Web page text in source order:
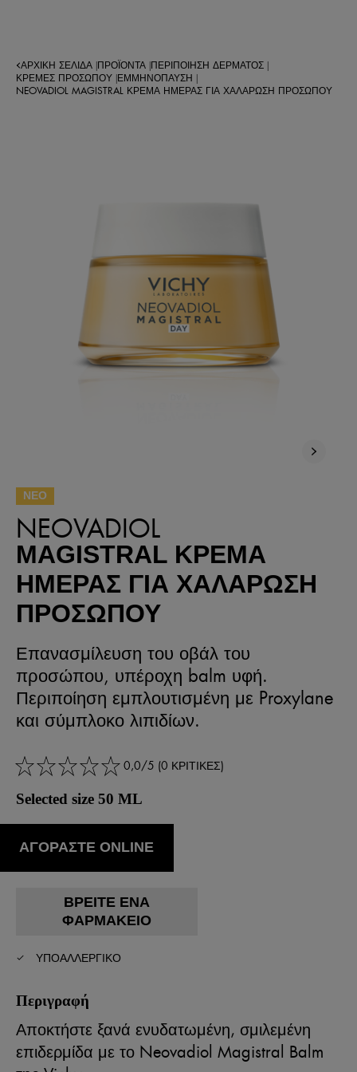
ΑΡΧΙΚΉ ΣΕΛΊΔΑ ΠΡΟΪΌΝΤΑ ΠΕΡΙΠΟΊΗΣΗ ΔΈΡΜΑΤΟΣ
ΚΡΕΜΕΣ ΠΡΟΣΩΠΟΥ ΕΜΜΗΝΌΠΑΥΣΗ
NEOVADIOL MAGISTRAL ΚΡΈΜΑ ΗΜΈΡΑΣ ΓΙΑ ΧΑΛΆΡΩΣΗ ΠΡΟΣΏΠΟΥ
ΝΕΟ
NEOVADIOL
MAGISTRAL ΚΡΈΜΑ
ΗΜΈΡΑΣ ΓΙΑ ΧΑΛΆΡΩΣΗ
ΠΡΟΣΏΠΟΥ
Επανασμίλευση του οβάλ του
προσώπου, υπέροχη balm υφή.
Περιποίηση εμπλουτισμένη με Proxylane
και σύμπλοκο λιπιδίων.
0,0/5 (0 ΚΡΙΤΙΚΕΣ)
Selected size 50 ML
ΑΓΟΡΑΣΤΕ ONLINE
ΒΡΕΊΤΕ ΈΝΑ
ΦΑΡΜΑΚΕΊΟ
ΥΠΟΑΛΛΕΡΓΙΚΌ
Περιγραφή
Αποκτήστε ξανά ενυδατωμένη, σμιλεμένη
επιδερμίδα με το Neovadiol Magistral Balm